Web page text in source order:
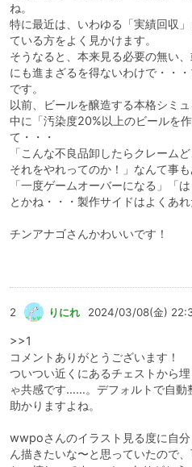
ね。
特に最近は、いわゆる「実績回収
ている方をよく見かけます。
そうなると、本来見る必要の無い
にも進まざるを得ないわけで・・
です。
以前、ビールを醸造する本格シミ
中に「汚染度20%以上のビールを
て・・・
「こんな不良品卸したらクレーム
それをやれってのか！」なんて事も
「一度ゲームオーバーになる」「
とかね・・・製作サイドはよくあ
チンアナゴさんかわいいです！
2 りにれ 2024/03/08(金)
>>1
コメントありがとうございます！
ついつい近くにあるチェストから
ゃ共感です……。デフォルトで自動
助かりますよね。
wwpoさんのイラスト見る度に自
ん描きたいな〜と思っていたので